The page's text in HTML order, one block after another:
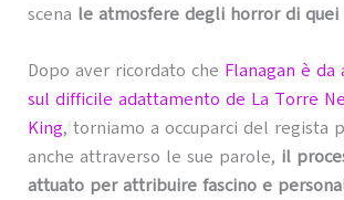
scena le atmosfere degli horror di
Dopo aver ricordato che Flanagan è
sul difficile adattamento de La Torre
King, torniamo a occuparci del regista
anche attraverso le sue parole, il
attuato per attribuire fascino e